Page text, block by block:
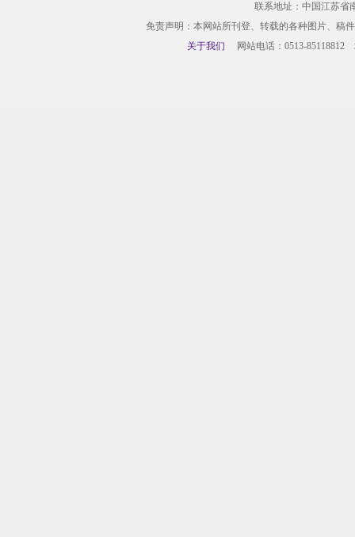
联系地址：中国江苏省
免责声明：本网站所刊登、转载的各种图片、稿
关于我们 网站电话：0513-85118812